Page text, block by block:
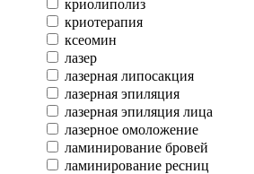
криолиполиз
криотерапия
ксеомин
лазер
лазерная липосакция
лазерная эпиляция
лазерная эпиляция лица
лазерное омоложение
ламинирование бровей
ламинирование ресниц